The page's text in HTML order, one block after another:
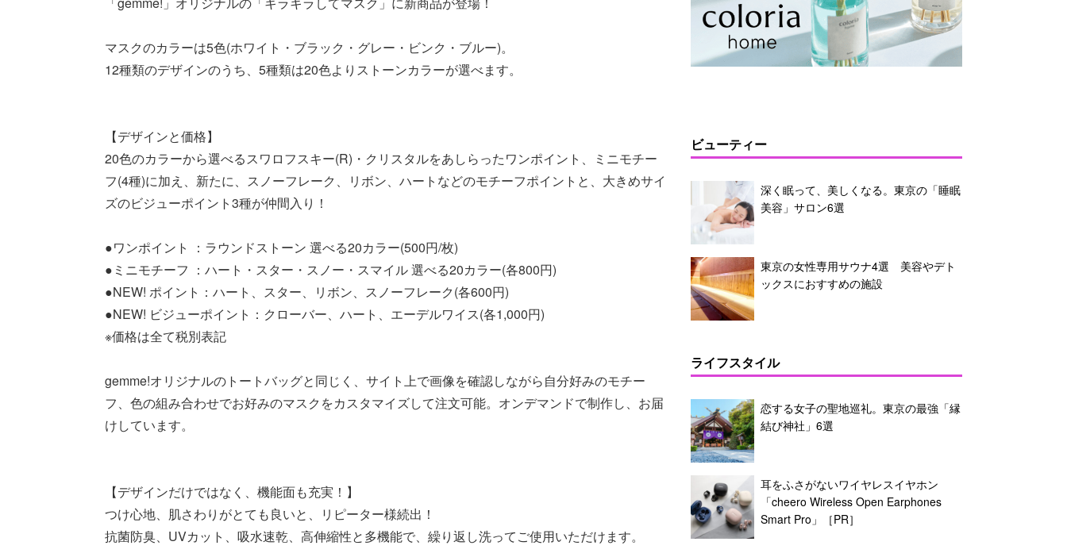
マスクのカラーは5色(ホワイト・ブラック・グレー・ビンク・ブルー)。
12種類のデザインのうち、5種類は20色よりストーンカラーが選べます。
【デザインと価格】
20色のカラーから選べるスワロフスキー(R)・クリスタルをあしらったワンポイント、ミニモチー
フ(4種)に加え、新たに、スノーフレーク、リボン、ハートなどのモチーフポイントと、大きめサイ
ズのビジューポイント3種が仲間入り！
●ワンポイント ：ラウンドストーン 選べる20カラー(500円/枚)
●ミニモチーフ ：ハート・スター・スノー・スマイル 選べる20カラー(各800円)
●NEW! ポイント：ハート、スター、リボン、スノーフレーク(各600円)
●NEW! ビジューポイント：クローバー、ハート、エーデルワイス(各1,000円)
※価格は全て税別表記
gemme!オリジナルのトートバッグと同じく、サイト上で画像を確認しながら自分好みのモチー
フ、色の組み合わせでお好みのマスクをカスタマイズして注文可能。オンデマンドで制作し、お届
けしています。
【デザインだけではなく、機能面も充実！】
つけ心地、肌さわりがとても良いと、リピーター様続出！
抗菌防臭、UVカット、吸水速乾、高伸縮性と多機能で、繰り返し洗ってご使用いただけます。
ビューティー
深く眠って、美しくなる。東京の「睡眠
美容」サロン6選
東京の女性専用サウナ4選 美容やデト
ックスにおすすめの施設
ライフスタイル
恋する女子の聖地巡礼。東京の最強「縁
結び神社」6選
耳をふさがないワイヤレスイヤホン
「cheero Wireless Open Earphones
Smart Pro」［PR］